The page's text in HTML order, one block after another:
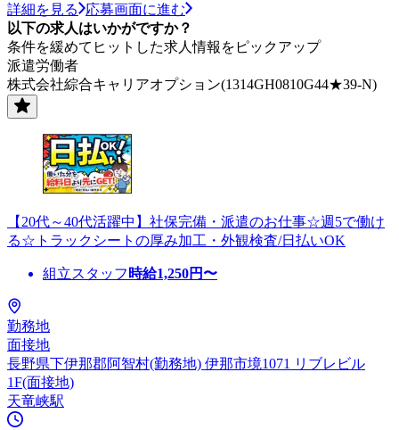
詳細を見る
応募画面に進む
以下の求人はいかがですか？
条件を緩めてヒットした求人情報をピックアップ
派遣労働者
株式会社綜合キャリアオプション(1314GH0810G44★39-N)
【20代～40代活躍中】社保完備・派遣のお仕事☆週5で働け
る☆トラックシートの厚み加工・外観検査/日払いOK
組立スタッフ 時給1,250円〜
勤務地
面接地
長野県下伊那郡阿智村(勤務地) 伊那市境1071 リブレビル
1F(面接地)
天竜峡駅